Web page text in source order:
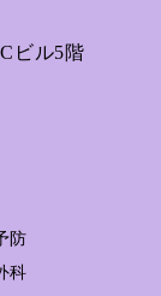
ビル5階
防
科